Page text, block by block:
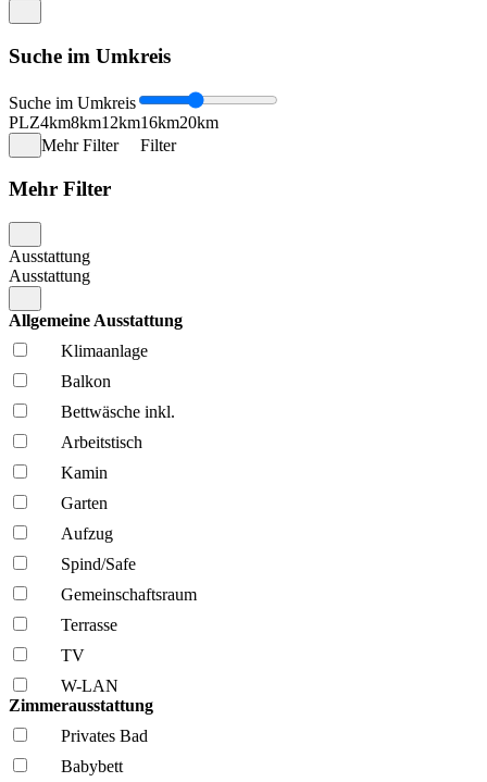
Suche im Umkreis
Suche im Umkreis
PLZ4km8km12km16km20km
Mehr Filter
Filter
Mehr Filter
Ausstattung
Ausstattung
Allgemeine Ausstattung
Klima­anlage
Balkon
Bettwäsche inkl.
Arbeitstisch
Kamin
Garten
Aufzug
Spind/Safe
Gemeinschafts­raum
Terrasse
TV
W-LAN
Zimmerausstattung
Privates Bad
Babybett